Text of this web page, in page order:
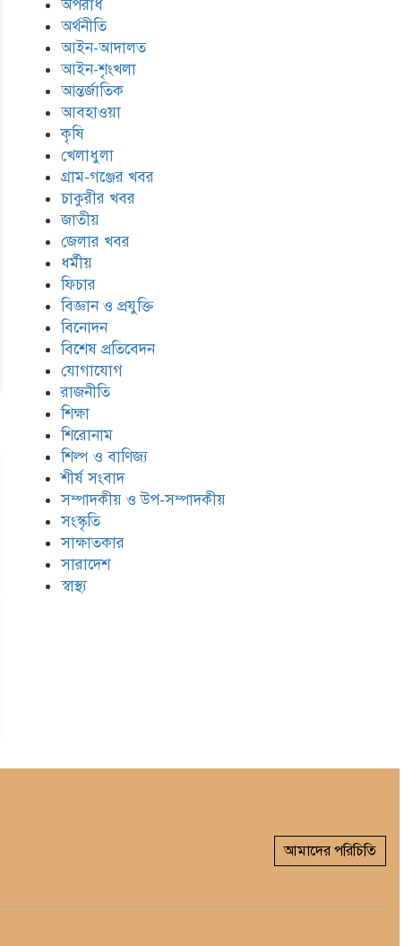
অপরাধ
অর্থনীতি
আইন-আদালত
আইন-শৃংখলা
আন্তর্জাতিক
আবহাওয়া
কৃষি
খেলাধুলা
গ্রাম-গঞ্জের খবর
চাকুরীর খবর
জাতীয়
জেলার খবর
ধর্মীয়
ফিচার
বিজ্ঞান ও প্রযুক্তি
বিনোদন
বিশেষ প্রতিবেদন
যোগাযোগ
রাজনীতি
শিক্ষা
শিরোনাম
শিল্প ও বাণিজ্য
শীর্ষ সংবাদ
সম্পাদকীয় ও উপ-সম্পাদকীয়
সংস্কৃতি
সাক্ষাতকার
সারাদেশ
স্বাস্থ্য
আমাদের পরিচিতি